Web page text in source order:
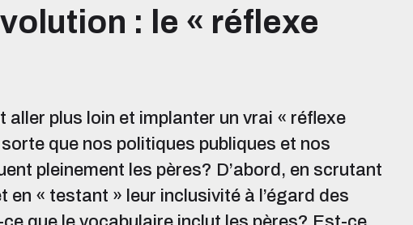
: le « réflexe
plus loin et implanter un vrai « réflexe
que nos politiques publiques et nos
pleinement les pères? D’abord, en scrutant
en « testant » leur inclusivité à l’égard des